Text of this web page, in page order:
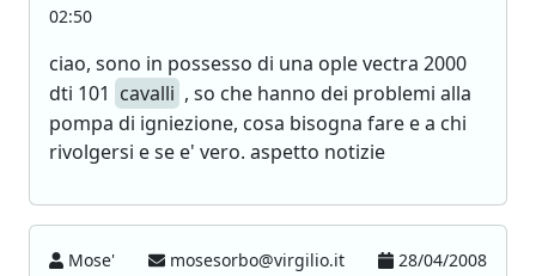
02:50
ciao, sono in possesso di una ople vectra 2000
dti 101 cavalli , so che hanno dei problemi alla
pompa di igniezione, cosa bisogna fare e a chi
rivolgersi e se e' vero. aspetto notizie
Mose' mosesorbo@virgilio.it
28/04/2008